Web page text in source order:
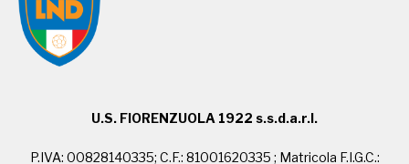
U.S. FIORENZUOLA 1922 s.s.d.a.r.l.
P.IVA: 00828140335; C.F.: 81001620335 ; Matricola F.I.G.C.: